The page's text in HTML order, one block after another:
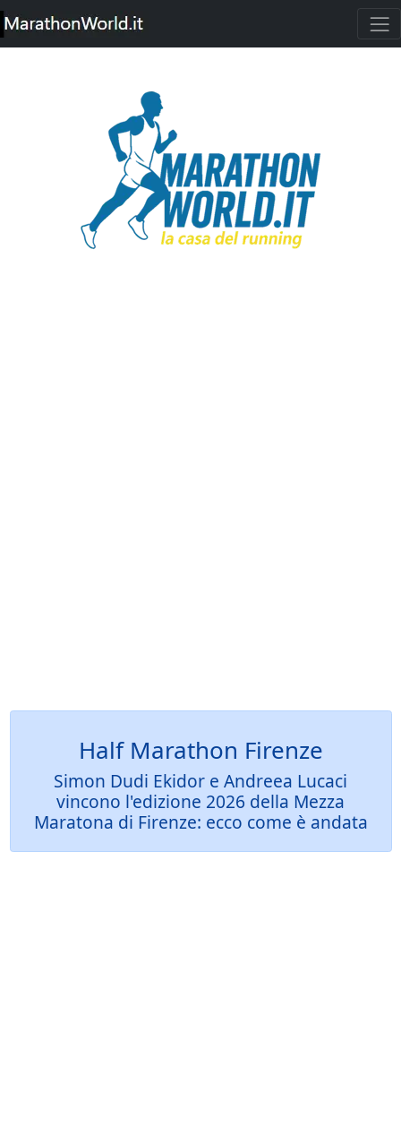
Half Marathon Firenze
Simon Dudi Ekidor e Andreea Lucaci
vincono l'edizione 2026 della Mezza
Maratona di Firenze: ecco come è andata